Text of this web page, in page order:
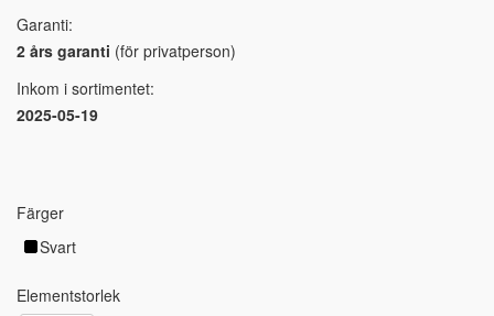
Garanti:
2 års garanti (för privatperson)
Inkom i sortimentet:
2025-05-19
Färger
Svart
Elementstorlek